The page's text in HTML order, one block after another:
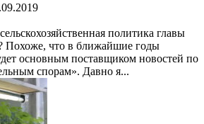
политика главы
Похоже, что в ближайшие годы
основным поставщиком новостей по
спорам». Давно я...